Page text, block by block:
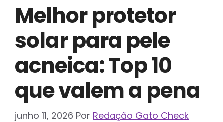
Melhor protetor
solar para pele
acneica: Top 10
que valem a pena
junho 11, 2026 Por Redação Gato Check